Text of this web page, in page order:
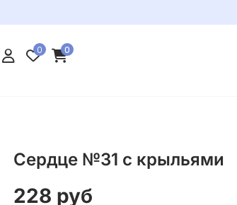
0 0
Сердце №31 с крыльями
228 руб